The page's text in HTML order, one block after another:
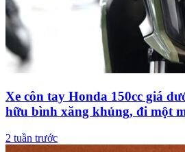
Xe côn tay Honda 150cc giá
hữu bình xăng khủng, đi một
2 tuần trước